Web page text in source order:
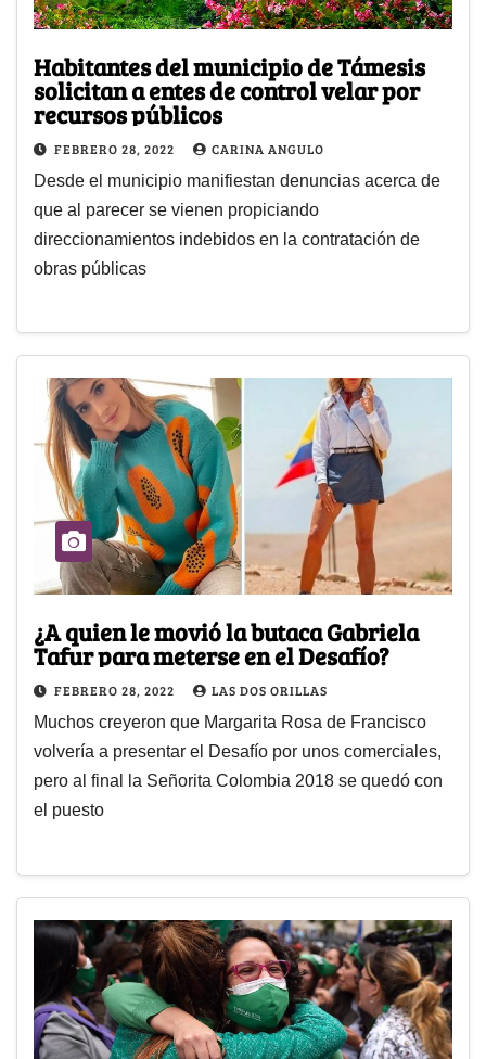
Habitantes del municipio de Támesis
solicitan a entes de control velar por
recursos públicos
FEBRERO 28, 2022 CARINA ANGULO
Desde el municipio manifiestan denuncias acerca de
que al parecer se vienen propiciando
direccionamientos indebidos en la contratación de
obras públicas
¿A quien le movió la butaca Gabriela
Tafur para meterse en el Desafío?
FEBRERO 28, 2022 LAS DOS ORILLAS
Muchos creyeron que Margarita Rosa de Francisco
volvería a presentar el Desafío por unos comerciales,
pero al final la Señorita Colombia 2018 se quedó con
el puesto